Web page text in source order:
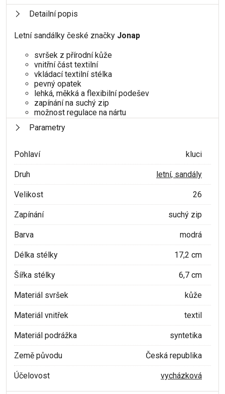
Detailní popis
Letní sandálky české značky Jonap
svršek z přírodní kůže
vnitřní část textilní
vkládací textilní stélka
pevný opatek
lehká, měkká a flexibilní podešev
zapínání na suchý zip
možnost regulace na nártu
Parametry
Pohlaví kluci
Druh letní, sandály
Velikost 26
Zapínání suchý zip
Barva modrá
Délka stélky 17,2 cm
Šířka stélky 6,7 cm
Materiál svršek kůže
Materiál vnitřek textil
Materiál podrážka syntetika
Země původu Česká republika
Účelovost vycházková